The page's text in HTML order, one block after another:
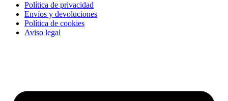
Política de privacidad
Envíos y devoluciones
Política de cookies
Aviso legal